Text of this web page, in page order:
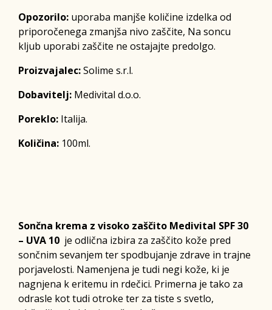
Opozorilo: uporaba manjše količine izdelka od
priporočenega zmanjša nivo zaščite, Na soncu
kljub uporabi zaščite ne ostajajte predolgo.
Proizvajalec:Solime s.r.l.
Dobavitelj: Medivital d.o.o.
Poreklo: Italija.
Količina: 100ml.
Sončna krema z visoko zaščito Medivital SPF 30
– UVA 10 je odlična izbira za zaščito kože pred
sončnim sevanjem ter spodbujanje zdrave in trajne
porjavelosti. Namenjena je tudi negi kože, ki je
nagnjena k eritemu in rdečici. Primerna je tako za
odrasle kot tudi otroke ter za tiste s svetlo,